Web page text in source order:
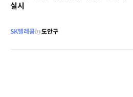
실시
SK텔레콤by도안구